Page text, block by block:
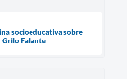
socioeducativa sobre
Grilo Falante